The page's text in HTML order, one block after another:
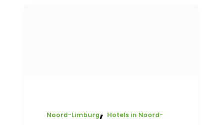
Noord-Limburg, Hotels in Noord-